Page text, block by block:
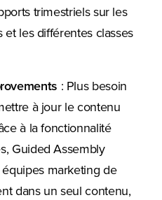
trimestriels sur les
et les différentes classes
: Plus besoin
à jour le contenu
à la fonctionnalité
Guided Assembly
marketing de
dans un seul contenu,